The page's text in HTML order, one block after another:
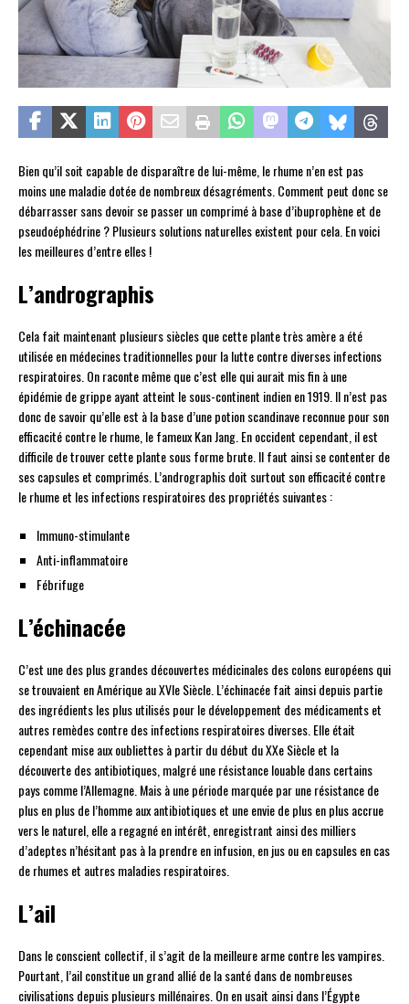
Bien qu’il soit capable de disparaître de lui-même, le rhume n’en est pas
moins une maladie dotée de nombreux désagréments. Comment peut donc se
débarrasser sans devoir se passer un comprimé à base d’ibuprophène et de
pseudoéphédrine ? Plusieurs solutions naturelles existent pour cela. En voici
les meilleures d’entre elles !
L’andrographis
Cela fait maintenant plusieurs siècles que cette plante très amère a été
utilisée en médecines traditionnelles pour la lutte contre diverses infections
respiratoires. On raconte même que c’est elle qui aurait mis fin à une
épidémie de grippe ayant atteint le sous-continent indien en 1919. Il n’est pas
donc de savoir qu’elle est à la base d’une potion scandinave reconnue pour son
efficacité contre le rhume, le fameux Kan Jang. En occident cependant, il est
difficile de trouver cette plante sous forme brute. Il faut ainsi se contenter de
ses capsules et comprimés. L’andrographis doit surtout son efficacité contre
le rhume et les infections respiratoires des propriétés suivantes :
Immuno-stimulante
Anti-inflammatoire
Fébrifuge
L’échinacée
C’est une des plus grandes découvertes médicinales des colons européens qui
se trouvaient en Amérique au XVIe Siècle. L’échinacée fait ainsi depuis partie
des ingrédients les plus utilisés pour le développement des médicaments et
autres remèdes contre des infections respiratoires diverses. Elle était
cependant mise aux oubliettes à partir du début du XXe Siècle et la
découverte des antibiotiques, malgré une résistance louable dans certains
pays comme l’Allemagne. Mais à une période marquée par une résistance de
plus en plus de l’homme aux antibiotiques et une envie de plus en plus accrue
vers le naturel, elle a regagné en intérêt, enregistrant ainsi des milliers
d’adeptes n’hésitant pas à la prendre en infusion, en jus ou en capsules en cas
de rhumes et autres maladies respiratoires.
L’ail
Dans le conscient collectif, il s’agit de la meilleure arme contre les vampires.
Pourtant, l’ail constitue un grand allié de la santé dans de nombreuses
civilisations depuis plusieurs millénaires. On en usait ainsi dans l’Égypte